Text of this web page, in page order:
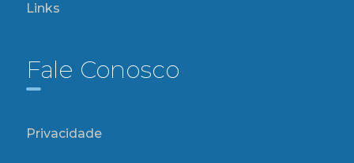
Links
Fale Conosco
Privacidade